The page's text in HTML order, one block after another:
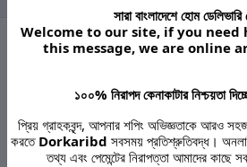
Terms &
সারা বাংলাদেশে হোম
Welcome to our site, if you
this message, we are online
১০০% নিরাপদ কেনাকাটার নিশ্চয়তা
প্রিয় গ্রাহকবৃন্দ, আপনার শপিং অভিজ্ঞতাকে আরও
করতে Dorkaribd সবসময় প্রতিশ্রুতিবদ্ধ।
তথ্য এবং পেমেন্টের নিরাপত্তা আমাদের কাছে